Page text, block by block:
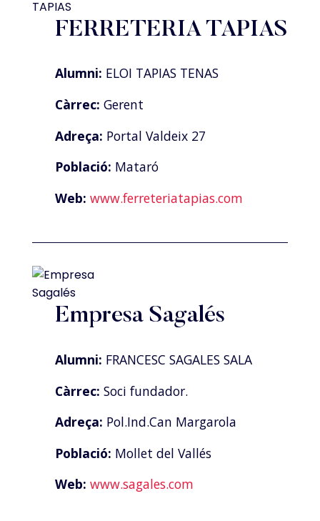
FERRETERIA TAPIAS
Alumni: ELOI TAPIAS TENAS
Càrrec: Gerent
Adreça: Portal Valdeix 27
Població: Mataró
Web: www.ferreteriatapias.com
Empresa Sagalés
Alumni: FRANCESC SAGALES SALA
Càrrec: Soci fundador.
Adreça: Pol.Ind.Can Margarola
Població: Mollet del Vallés
Web: www.sagales.com